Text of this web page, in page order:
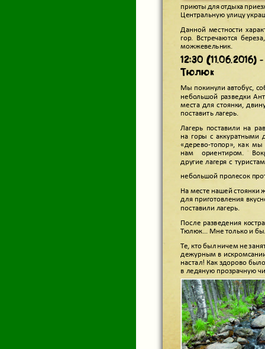
приюты для отдыха
Центральную улицу
Данной местности
гор. Встречаются
можжевельник.
12:30 (11.06.2016)
Тюлюк
Мы покинули автобус,
небольшой разведки
места для стоянки,
поставить лагерь.
Лагерь поставили на
на горы с аккуратными
«дерево-топор», как
нам ориентиром.
другие лагеря с
небольшой пролесок
На месте нашей стоянки
для приготовления
поставили лагерь.
После разведения
Тюлюк... Мне только и
Те, кто был ничем не
дежурным в
настал! Как
горам по жаре окунуться
в ледяную прозрачную